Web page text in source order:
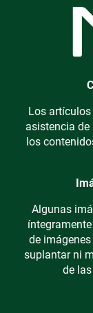
Los
asistencia
los
Algunas
de
suplantar ni
de